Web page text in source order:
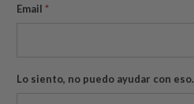
Email *
Lo siento, no puedo ayudar con eso.